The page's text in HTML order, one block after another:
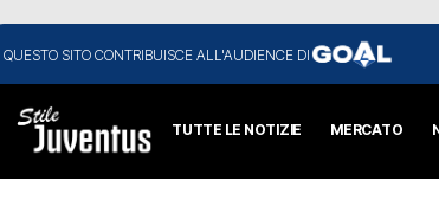
QUESTO SITO CONTRIBUISCE ALL'AUDIENCE DI
TUTTE LE NOTIZIE MERCATO